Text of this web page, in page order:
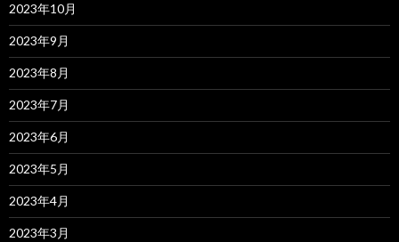
2023年10月
2023年9月
2023年8月
2023年7月
2023年6月
2023年5月
2023年4月
2023年3月